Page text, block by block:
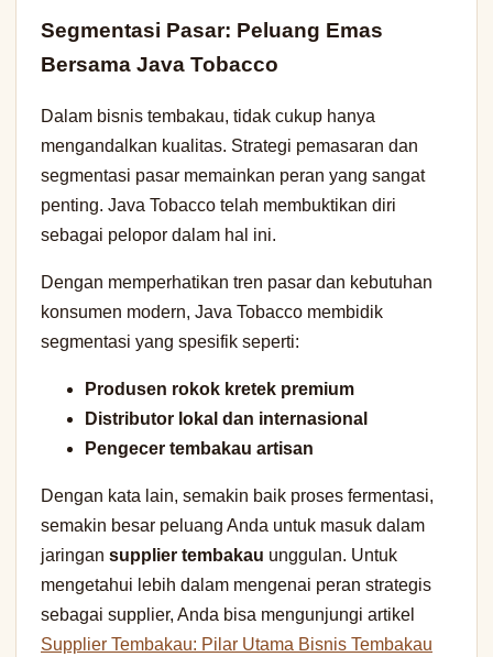
Segmentasi Pasar: Peluang Emas
Bersama Java Tobacco
Dalam bisnis tembakau, tidak cukup hanya
mengandalkan kualitas. Strategi pemasaran dan
segmentasi pasar memainkan peran yang sangat
penting. Java Tobacco telah membuktikan diri
sebagai pelopor dalam hal ini.
Dengan memperhatikan tren pasar dan kebutuhan
konsumen modern, Java Tobacco membidik
segmentasi yang spesifik seperti:
Produsen rokok kretek premium
Distributor lokal dan internasional
Pengecer tembakau artisan
Dengan kata lain, semakin baik proses fermentasi,
semakin besar peluang Anda untuk masuk dalam
jaringan supplier tembakau unggulan. Untuk
mengetahui lebih dalam mengenai peran strategis
sebagai supplier, Anda bisa mengunjungi artikel
Supplier Tembakau: Pilar Utama Bisnis Tembakau